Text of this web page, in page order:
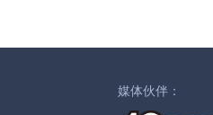
媒体伙伴：